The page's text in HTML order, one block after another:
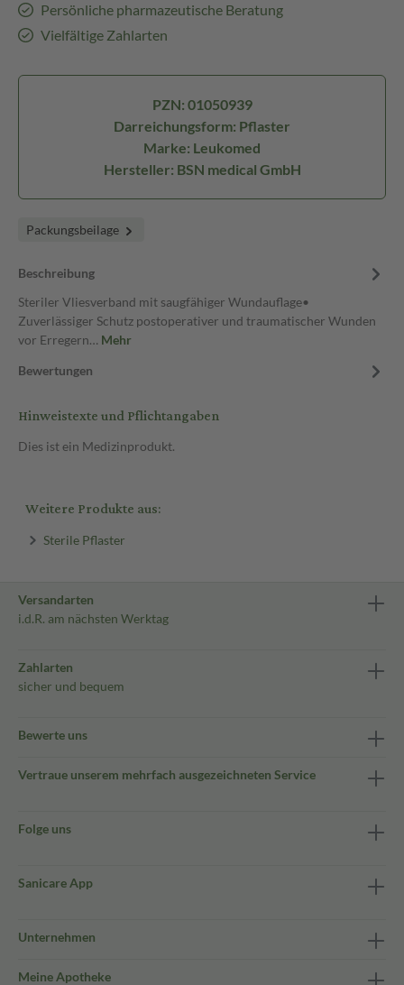
Persönliche pharmazeutische Beratung
Vielfältige Zahlarten
PZN: 01050939
Darreichungsform: Pflaster
Marke: Leukomed
Hersteller: BSN medical GmbH
Packungsbeilage
Beschreibung
Steriler Vliesverband mit saugfähiger Wundauflage•
Zuverlässiger Schutz postoperativer und traumatischer Wunden
vor Erregern… Mehr
Bewertungen
Hinweistexte und Pflichtangaben
Dies ist ein Medizinprodukt.
Weitere Produkte aus:
Sterile Pflaster
Versandarten
i.d.R. am nächsten Werktag
Zahlarten
sicher und bequem
Bewerte uns
Vertraue unserem mehrfach ausgezeichneten Service
Folge uns
Sanicare App
Unternehmen
Meine Apotheke